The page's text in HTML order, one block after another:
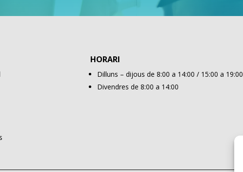
HORARI
Dilluns – dijous de 8:00 a 14:00 / 15:00 a 19:00
Divendres de 8:00 a 14:00